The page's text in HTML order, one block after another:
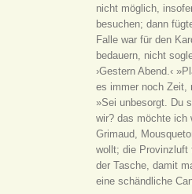
nicht möglich,
besuchen; dann
Falle war für den
bedauern, nicht
›Gestern Abend.‹
es immer noch Zeit,
»Sei unbesorgt. Du
wir? das möchte ich
Grimaud,
wollt; die Provinzluft
der Tasche, damit
eine schändliche